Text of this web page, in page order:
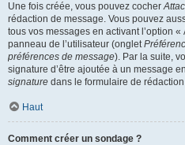
Une fois créée, vous pouvez cocher
rédaction de message. Vous pouvez
tous vos messages en activant l’option
panneau de l’utilisateur (onglet
préférences de message). Par la suite,
signature d’être ajoutée à un message
signature dans le formulaire de
Haut
Comment créer un sondage ?